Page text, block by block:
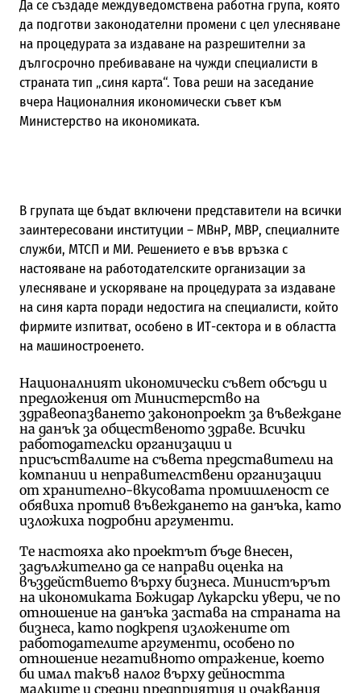
Да се създаде междуведомствена работна група, която
да подготви законодателни промени с цел улесняване
на процедурата за издаване на разрешителни за
дългосрочно пребиваване на чужди специалисти в
страната тип „синя карта“. Това реши на заседание
вчера Националния икономически съвет към
Министерство на икономиката.
В групата ще бъдат включени представители на всички
заинтересовани институции – МВнР, МВР, специалните
служби, МТСП и МИ. Решението е във връзка с
настояване на работодателските организации за
улесняване и ускоряване на процедурата за издаване
на синя карта поради недостига на специалисти, който
фирмите изпитват, особено в ИТ-сектора и в областта
на машиностроенето.
Националният икономически съвет обсъди и
предложения от Министерство на
здравеопазването законопроект за въвеждане
на данък за общественото здраве. Всички
работодателски организации и
присъствалите на съвета представители на
компании и неправителствени организации
от хранително-вкусовата промишленост се
обявиха против въвеждането на данъка, като
изложиха подробни аргументи.
Те настояха ако проектът бъде внесен,
задължително да се направи оценка на
въздействието върху бизнеса. Министърът
на икономиката Божидар Лукарски увери, че по
отношение на данъка застава на страната на
бизнеса, като подкрепя изложените от
работодателите аргументи, особено по
отношение негативното отражение, което
би имал такъв налог върху дейността
малките и средни предприятия и очаквания